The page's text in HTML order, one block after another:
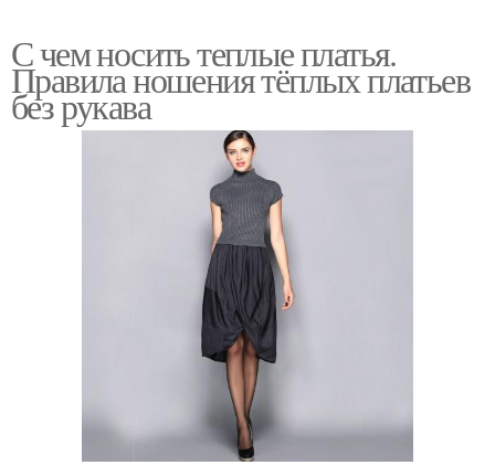
С чем носить теплые платья.
Правила ношения тёплых платьев
без рукава